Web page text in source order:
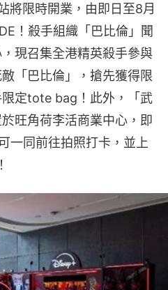
將限時開業，由即日至8月
！殺手組織「巴比倫」聞
現召集全港精英殺手參與
「巴比倫」，搶先獲得限
定tote bag！此外，「武
旺角荷李活商業中心，即
一同前往拍照打卡，並上